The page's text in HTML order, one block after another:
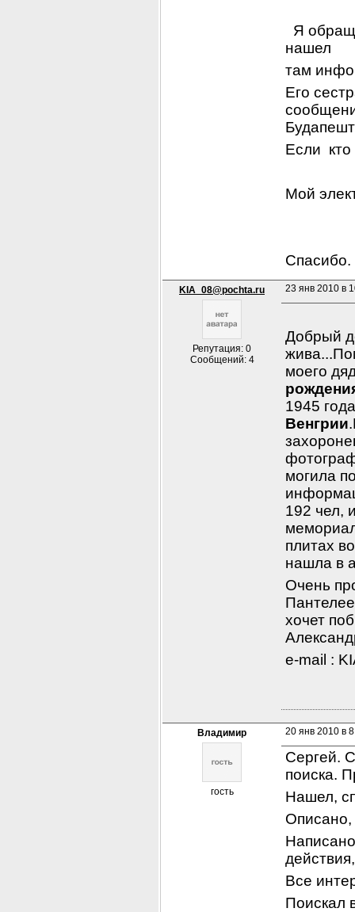
Я
нашел
там
Его
Если
Мой
Спасибо.
KIA_08@pochta.ru
Репутация: 0
Сообщений: 4
23 янв 2010 в
Добрый
моего
1945
Венгрии
могила
192 чел,
плитах
нашла в
Очень
хочет
e-mail :
Владимир
гость
20 янв 2010 в
Сергей.
поиска.
Нашел,
Описано,
Все
Поискал